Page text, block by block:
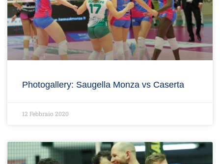
Photogallery: Saugella Monza vs Caserta
12 Febbraio 2020